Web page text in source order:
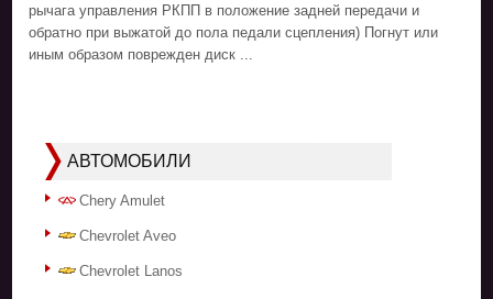
рычага управления РКПП в положение задней передачи и
обратно при выжатой до пола педали сцепления) Погнут или
иным образом поврежден диск ...
АВТОМОБИЛИ
Chery Amulet
Chevrolet Aveo
Chevrolet Lanos